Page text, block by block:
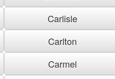
Carlisle
Carlton
Carmel